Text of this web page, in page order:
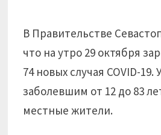
В Правительстве
что на утро 29 октября
74 новых случая COVID-
заболевшим от 12 до 83
местные жители.